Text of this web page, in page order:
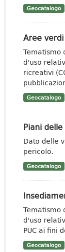
Geocatalogo
Aree
Tematismo
d'uso
ricreativi
Geocatalogo
Piani
Dato delle
pericolo.
Geocatalogo
Tematismo
d'uso
PUC ai fini
Geocatalogo